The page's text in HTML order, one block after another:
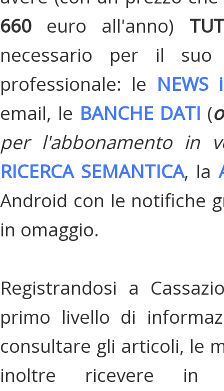
660 euro all'anno)
necessario per il suo
professionale: le
email, le BANCHE DATI (
per l'abbonamento in
RICERCA SEMANTICA, la
Android con le notifiche
in omaggio.
Registrandosi a
primo livello di
consultare gli articoli, le
inoltre ricevere in